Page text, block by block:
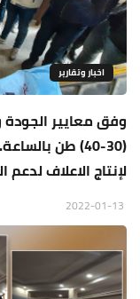
اخبار وتقارير
(30-40) طن
لإنتاج الاعلاف لدعم